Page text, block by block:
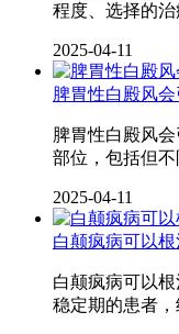
程度、选择的
2025-04-11
脾胃性白殿风
脾胃性白殿风
部位，包括但
2025-04-11
白颠疯病可以
白颠疯病可以
稳定期的患者